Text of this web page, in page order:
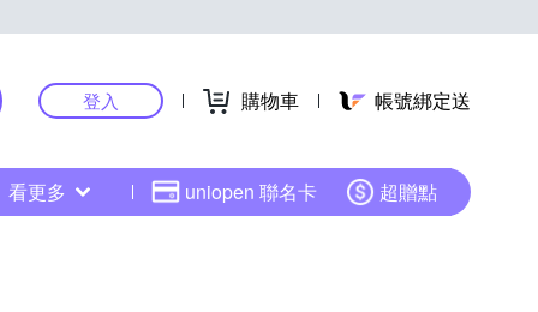
登入 購物車 帳號綁定送
看更多 uniopen 聯名卡 超贈點